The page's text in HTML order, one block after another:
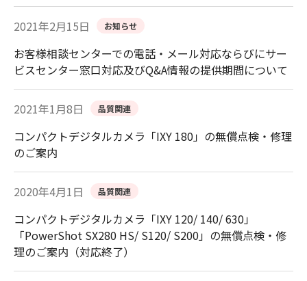
2021年2月15日 お知らせ
お客様相談センターでの電話・メール対応ならびにサー
ビスセンター窓口対応及びQ&A情報の提供期間について
2021年1月8日 品質関連
コンパクトデジタルカメラ「IXY 180」の無償点検・修理
のご案内
2020年4月1日 品質関連
コンパクトデジタルカメラ「IXY 120/ 140/ 630」
「PowerShot SX280 HS/ S120/ S200」の無償点検・修
理のご案内（対応終了）